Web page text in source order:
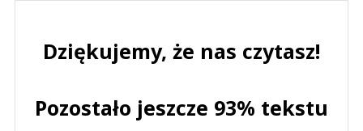
Dziękujemy, że nas czytasz!
Pozostało jeszcze 93% tekstu